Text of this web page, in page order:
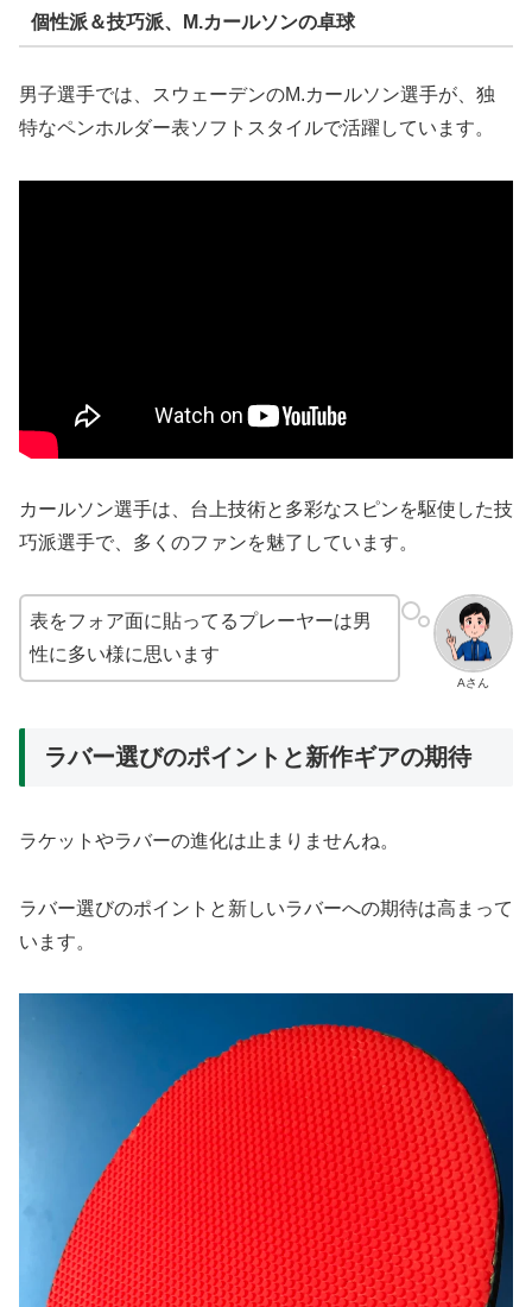
個性派＆技巧派、M.カールソンの卓球
男子選手では、スウェーデンのM.カールソン選手が、独
特なペンホルダー表ソフトスタイルで活躍しています。
カールソン選手は、台上技術と多彩なスピンを駆使した技
巧派選手で、多くのファンを魅了しています。
Aさん
表をフォア面に貼ってるプレーヤーは男
性に多い様に思います
ラバー選びのポイントと新作ギアの期待
ラケットやラバーの進化は止まりませんね。
ラバー選びのポイントと新しいラバーへの期待は高まって
います。